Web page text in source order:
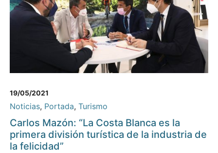
19/05/2021
Noticias, Portada, Turismo
Carlos Mazón: “La Costa Blanca es la
primera división turística de la industria de
la felicidad”